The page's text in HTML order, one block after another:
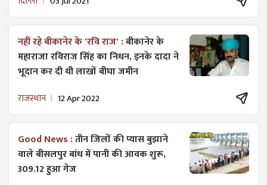
नहीं रहे बीकानेर के 'रवि राज' :बीकानेर के
महाराजा रविराज सिंह का निधन, इनके दादा ने
भूदान कर दी थी लाखों बीघा जमीन
राजस्थान 12 Apr 2022
Good News :तीन जिलों की प्यास बुझाने
वाले बीसलपुर बांध में पानी की आवक शुरू,
309.12 हुआ गेज